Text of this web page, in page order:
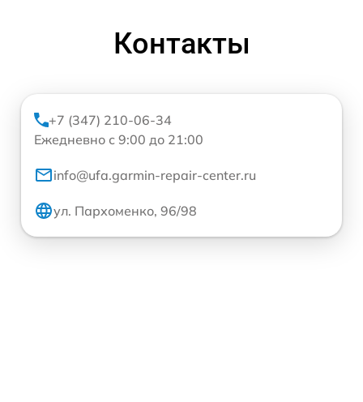
Контакты
+7 (347) 210-06-34
Ежедневно с 9:00 до 21:00
info@ufa.garmin-repair-center.ru
ул. Пархоменко, 96/98